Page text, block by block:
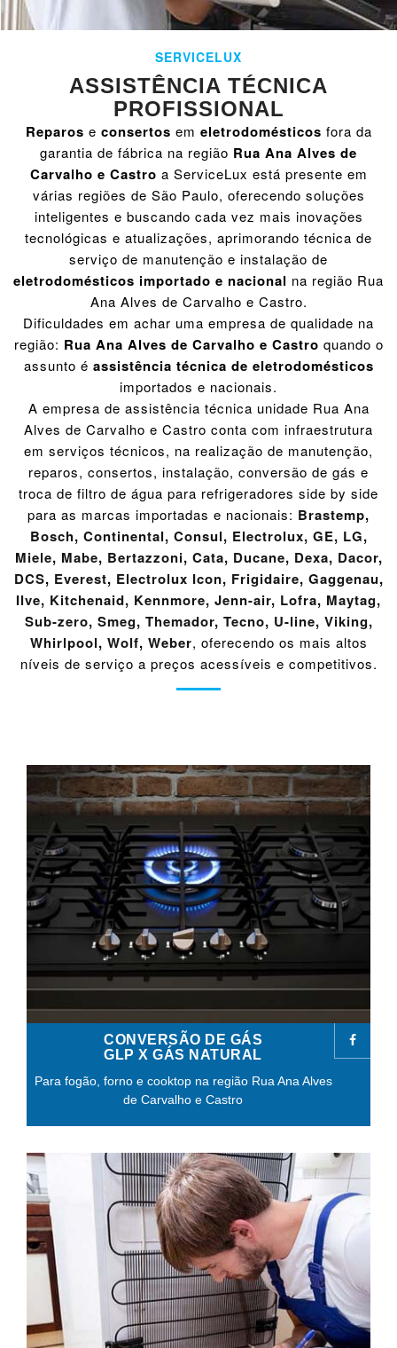
SERVICELUX
ASSISTÊNCIA TÉCNICA
PROFISSIONAL
Reparos e consertos em eletrodomésticos fora da
garantia de fábrica na região Rua Ana Alves de
Carvalho e Castro a ServiceLux está presente em
várias regiões de São Paulo, oferecendo soluções
inteligentes e buscando cada vez mais inovações
tecnológicas e atualizações, aprimorando técnica de
serviço de manutenção e instalação de
eletrodomésticos importado e nacional na região Rua
Ana Alves de Carvalho e Castro.
Dificuldades em achar uma empresa de qualidade na
região: Rua Ana Alves de Carvalho e Castro quando o
assunto é assistência técnica de eletrodomésticos
importados e nacionais.
A empresa de assistência técnica unidade Rua Ana
Alves de Carvalho e Castro conta com infraestrutura
em serviços técnicos, na realização de manutenção,
reparos, consertos, instalação, conversão de gás e
troca de filtro de água para refrigeradores side by side
para as marcas importadas e nacionais: Brastemp,
Bosch, Continental, Consul, Electrolux, GE, LG,
Miele, Mabe, Bertazzoni, Cata, Ducane, Dexa, Dacor,
DCS, Everest, Electrolux Icon, Frigidaire, Gaggenau,
Ilve, Kitchenaid, Kennmore, Jenn-air, Lofra, Maytag,
Sub-zero, Smeg, Themador, Tecno, U-line, Viking,
Whirlpool, Wolf, Weber, oferecendo os mais altos
níveis de serviço a preços acessíveis e competitivos.
CONVERSÃO DE GÁS
GLP X GÁS NATURAL
Para fogão, forno e cooktop na região Rua Ana Alves
de Carvalho e Castro